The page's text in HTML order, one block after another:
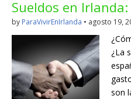
Irlanda
Blog dedicado a los que
Irlanda!
Sueldos en
by ParaVivirEnIrlanda • agosto 19,
¿La
son